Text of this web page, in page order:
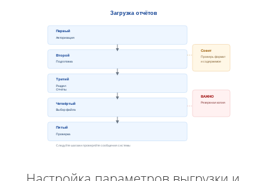
Загрузка отчётов
Первый
Авторизация
Второй
Подготовка
Третий
Раздел
Отчёты
Четвёртый
Выбор файла
Пятый
Проверка
Совет
Проверь формат
и содержимое
ВАЖНО
Резервная копия
Следуйте шагам и проверяйте сообщения системы